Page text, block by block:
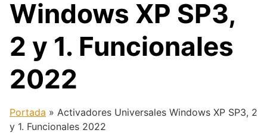
Windows XP SP3,
2 y 1. Funcionales
2022
Portada » Activadores Universales Windows XP SP3, 2
y 1. Funcionales 2022